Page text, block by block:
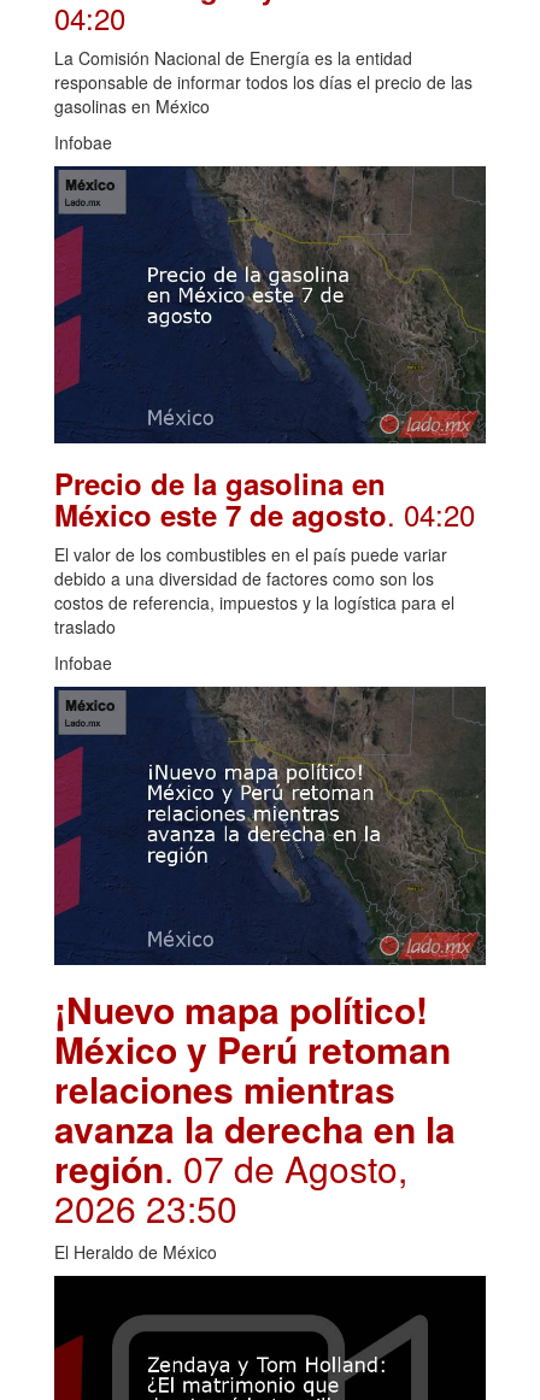
04:20
La Comisión Nacional de Energía es la entidad
responsable de informar todos los días el precio de las
gasolinas en México
Infobae
Precio de la gasolina en
México este 7 de agosto. 04:20
El valor de los combustibles en el país puede variar
debido a una diversidad de factores como son los
costos de referencia, impuestos y la logística para el
traslado
Infobae
¡Nuevo mapa político!
México y Perú retoman
relaciones mientras
avanza la derecha en la
región. 07 de Agosto,
2026 23:50
El Heraldo de México